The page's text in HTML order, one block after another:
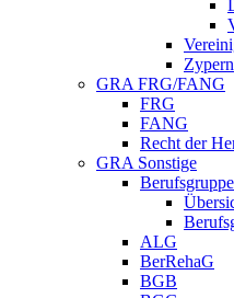
Zypern
GRA FRG/FANG
FRG
FANG
Recht der
GRA Sonstige
ALG
BerRehaG
BGB